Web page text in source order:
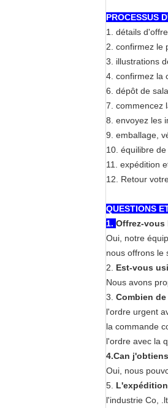
PROCESSUS
1. détails
2. confirmez le
3. illustrations
4. confirmez la
6. dépôt de
7. commencez
8. envoyez les
9. emballage,
10. équilibre
11. expédition
12. Retour
QUESTIONS
1. Offrez-vous
Oui, notre
nous offrons le
2. Est-vous
Nous avons
3. Combien
l'ordre urgent
la commande
l'ordre avec la
4.Can
Oui, nous
5.
l'industrie Co,